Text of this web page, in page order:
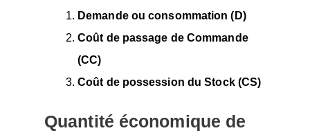
Demande ou consommation (D)
Coût de passage de Commande
(CC)
Coût de possession du Stock (CS)
Quantité économique de